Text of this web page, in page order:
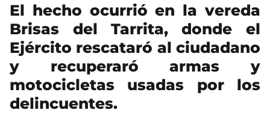
El hecho ocurrió en la vereda
Brisas del Tarrita, donde el
Ejército rescataró al ciudadano
y recuperaró armas y
motocicletas usadas por los
delincuentes.